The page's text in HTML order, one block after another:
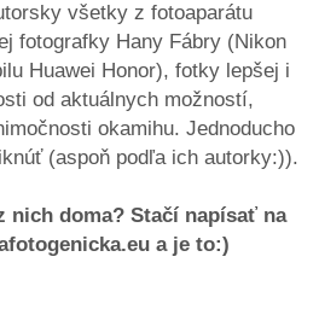
všetky z fotoaparátu
fotografky Hany Fábry (Nikon
Huawei Honor), fotky lepšej i
od aktuálnych možností,
okamihu. Jednoducho
(aspoň podľa ich autorky:)).
nich doma? Stačí napísať na
a je to:)